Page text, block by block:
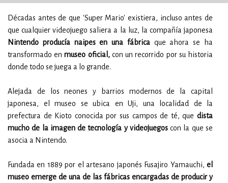
Décadas antes de que 'Super Mario' existiera, incluso antes de
que cualquier videojuego saliera a la luz, la compañía japonesa
Nintendo producía naipes en una fábricaque ahora se ha
transformado enmuseo oficial,con un recorrido por su historia
donde todo se juega a lo grande.
Alejada de los neones y barrios modernos de la capital
japonesa, el museo se ubica en Uji, una localidad de la
prefectura de Kioto conocida por sus campos de té, que dista
mucho de la imagen de tecnología y videojuegoscon la que se
asocia a Nintendo.
Fundada en 1889 por el artesano japonés Fusajiro Yamauchi, el
museo emerge de una de las fábricas encargadas de producir y